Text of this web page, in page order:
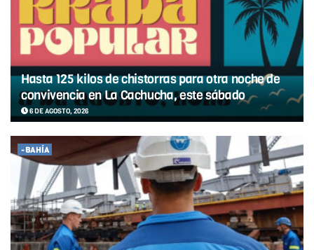
Hasta 125 kilos de chistorras para otra noche de
convivencia en La Cachucha, este sábado
6 DE AGOSTO, 2026
-BAHÍA